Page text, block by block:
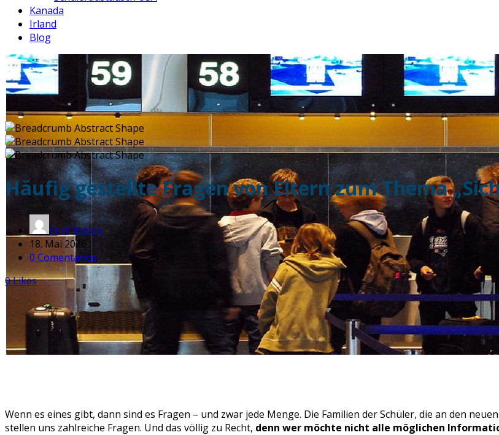
Kanada
Irland
Blog
Häufig gestellte Fragen von Eltern zum Thema
Staff iEduex
18. Mai 2026
0 Comentarios
0Likes
Wenn es eines gibt, dann sind es Fragen – und zwar jede Menge. Die Familien der Schüler, die an den
stellen uns zahlreiche Fragen. Und das völlig zu Recht, denn wer möchte nicht alle möglichen